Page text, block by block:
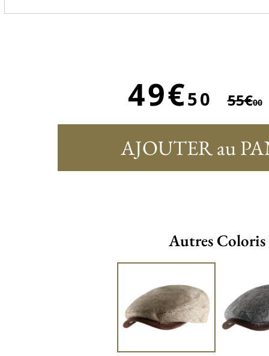
49€50 55€00
AJOUTER au
Autres Coloris